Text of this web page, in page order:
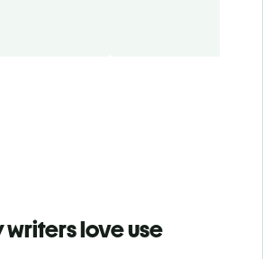
writers love use